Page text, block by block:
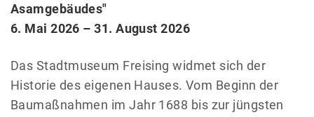
Asamgebäudes"
6. Mai 2026 – 31. August 2026
Das Stadtmuseum Freising widmet sich der
Historie des eigenen Hauses. Vom Beginn der
Baumaßnahmen im Jahr 1688 bis zur jüngsten